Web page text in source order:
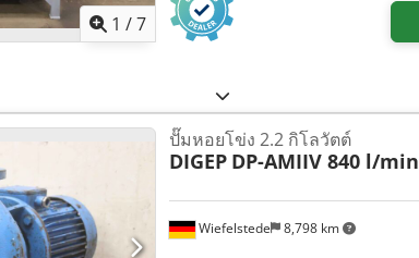
1 /7
Wiefelstede 8,798 km
ปั๊มหอยโข่ง 2.2 กิโลวัตต์
DIGEP DP-AMIIV 840 l/min